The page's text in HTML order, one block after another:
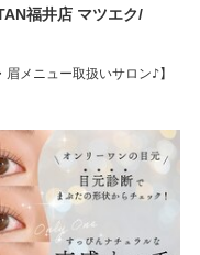
福井店 マツエク/
メニュー取扱いサロン♪】